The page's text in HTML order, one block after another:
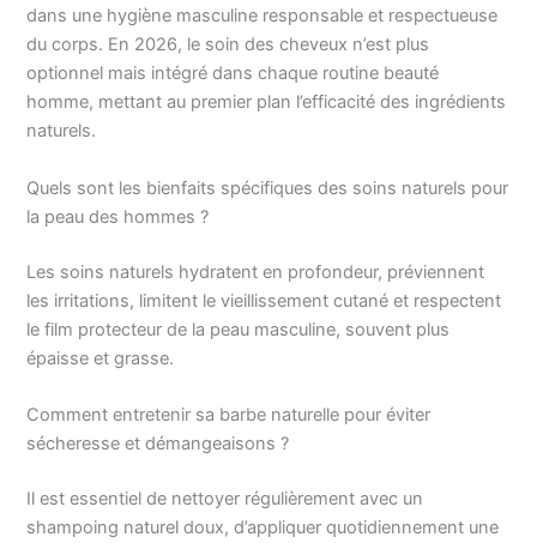
dans une hygiène masculine responsable et respectueuse
du corps. En 2026, le soin des cheveux n’est plus
optionnel mais intégré dans chaque routine beauté
homme, mettant au premier plan l’efficacité des ingrédients
naturels.
Quels sont les bienfaits spécifiques des soins naturels pour
la peau des hommes ?
Les soins naturels hydratent en profondeur, préviennent
les irritations, limitent le vieillissement cutané et respectent
le film protecteur de la peau masculine, souvent plus
épaisse et grasse.
Comment entretenir sa barbe naturelle pour éviter
sécheresse et démangeaisons ?
Il est essentiel de nettoyer régulièrement avec un
shampoing naturel doux, d’appliquer quotidiennement une